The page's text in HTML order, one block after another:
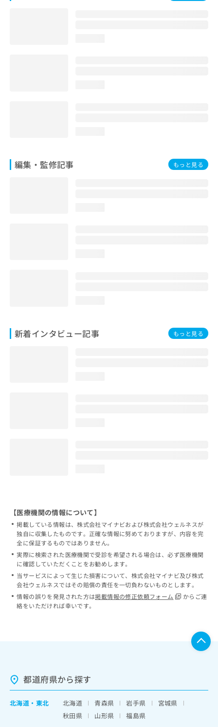
編集・監修記事 もっと見る
新着インタビュー記事 もっと見る
【医療機関の情報について】
掲載している情報は、株式会社マイナビおよび株式会社ウェルネスが
独自に収集したものです。正確な情報に努めておりますが、内容を完
全に保証するものではありません。
実際に検索された医療機関で受診を希望される場合は、必ず医療機関
に確認していただくことをお勧めします。
当サービスによって生じた損害について、株式会社マイナビ及び株式
会社ウェルネスではその賠償の責任を一切負わないものとします。
情報の誤りを発見された方は掲載情報の修正依頼フォーム
からご連
絡をいただければ幸いです。
都道府県から探す
北海道 ・ 東北 北海道 青森県 岩手県
宮城県
秋田県
山形県
福島県